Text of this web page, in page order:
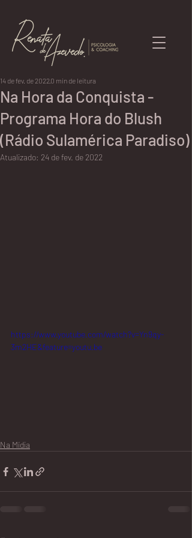
Na Hora da Conquista -
Programa Hora do Blush
(Rádio Sulamérica Paradiso)
14 de fev. de 2022 0 min de leitura
Atualizado: 24 de fev. de 2022
https://www.youtube.com/watch?v=Yn9qy-
3m2HE&feature=youtu.be
Na Mídia